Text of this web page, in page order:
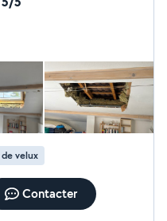
Assurance
échanger sur votre projet !
velux
Contacter